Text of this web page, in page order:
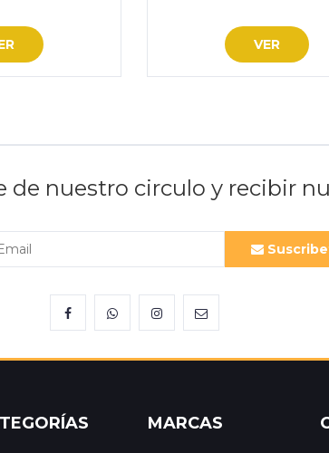
VER
de nuestro circulo y recibir
MARCAS